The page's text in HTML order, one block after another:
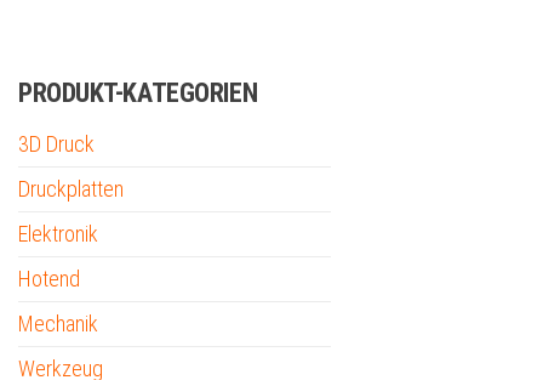
PRODUKT-KATEGORIEN
3D Druck
Druckplatten
Elektronik
Hotend
Mechanik
Werkzeug